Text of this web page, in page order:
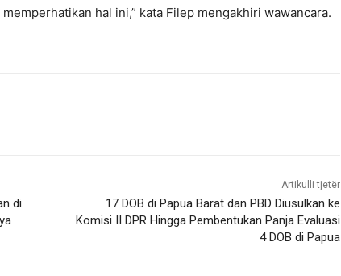
hal ini,” kata Filep mengakhiri wawancara.
di
Artikulli tjetër
17 DOB di Papua Barat dan PBD Diusulkan ke
Komisi II DPR Hingga Pembentukan Panja Evaluasi
4 DOB di Papua